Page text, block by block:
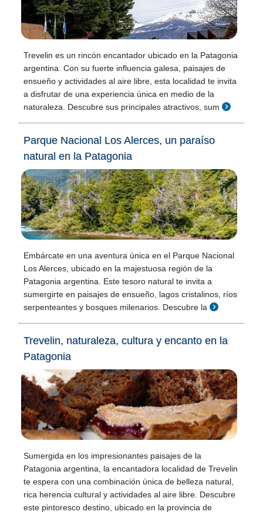
Trevelin es un rincón encantador ubicado en la Patagonia
argentina. Con su fuerte influencia galesa, paisajes de
ensueño y actividades al aire libre, esta localidad te invita
a disfrutar de una experiencia única en medio de la
naturaleza. Descubre sus principales atractivos, sum
Parque Nacional Los Alerces, un paraíso
natural en la Patagonia
Embárcate en una aventura única en el Parque Nacional
Los Alerces, ubicado en la majestuosa región de la
Patagonia argentina. Este tesoro natural te invita a
sumergirte en paisajes de ensueño, lagos cristalinos, ríos
serpenteantes y bosques milenarios. Descubre la
Trevelin, naturaleza, cultura y encanto en la
Patagonia
Sumergida en los impresionantes paisajes de la
Patagonia argentina, la encantadora localidad de Trevelin
te espera con una combinación única de belleza natural,
rica herencia cultural y actividades al aire libre. Descubre
este pintoresco destino, ubicado en la provincia de